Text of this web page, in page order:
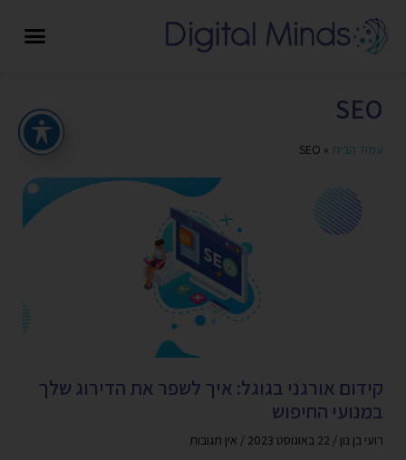
SEO
עמוד הבית »
SEO
קידום אורגני בגוגל: איך לשפר את הדירוג שלך
במנועי החיפוש
רועי בן נון אין תגובות